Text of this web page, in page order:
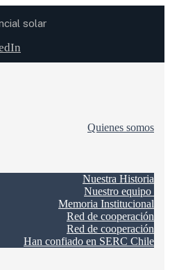
solar
Quienes somos
Nuestra Historia
Nuestro equipo
Memoria Institucional
Red de cooperación
Red de cooperación
Han confiado en SERC Chile